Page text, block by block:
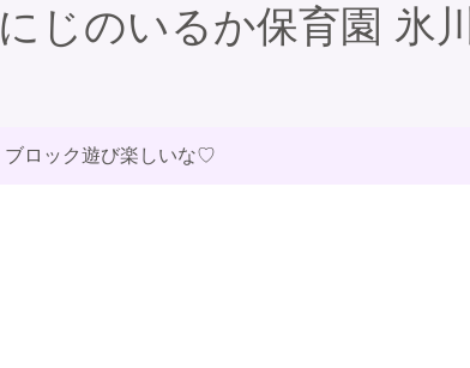
にじのいるか保育園 氷
ブロック遊び楽しいな♡